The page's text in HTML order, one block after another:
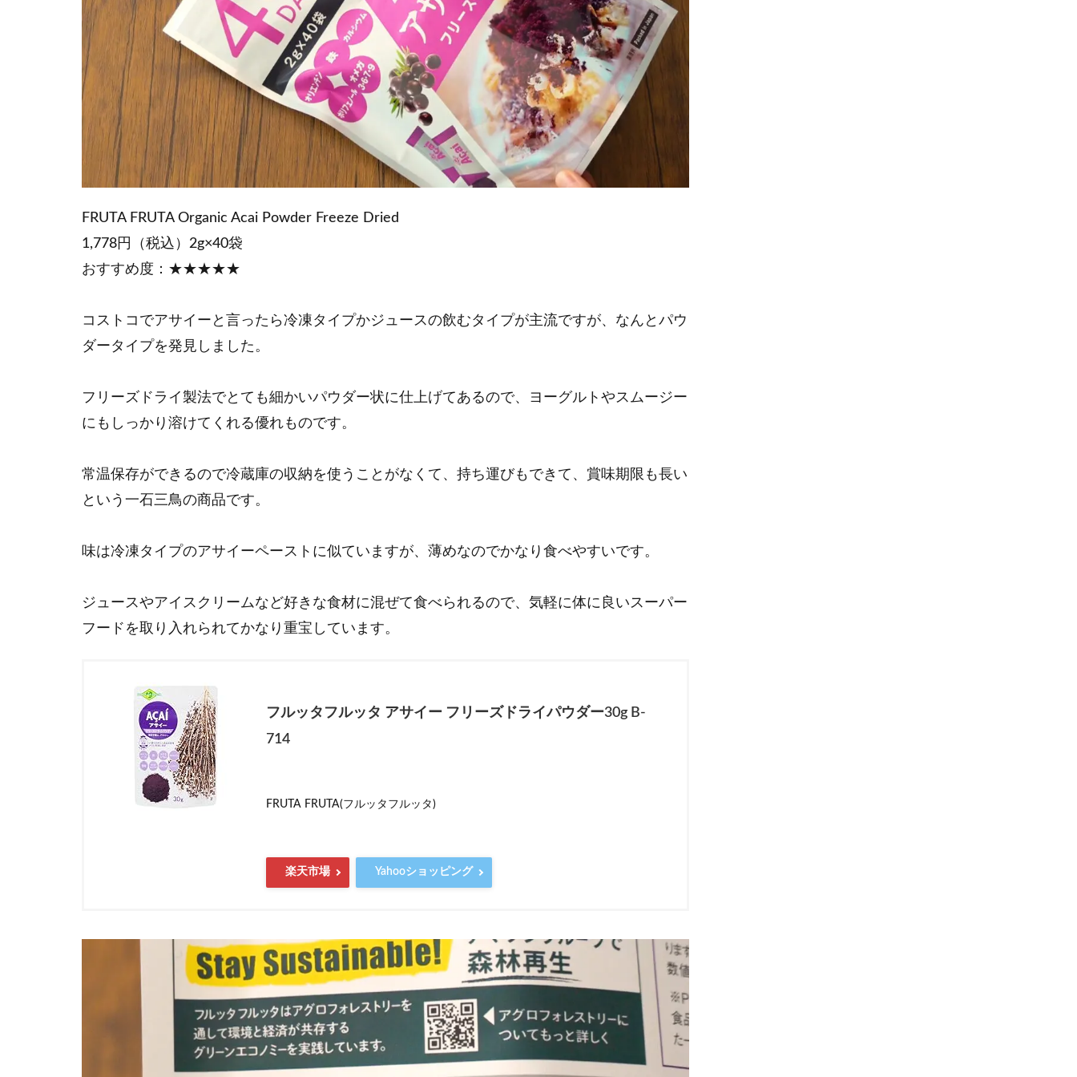
FRUTA FRUTA Organic Acai Powder Freeze Dried
1,778円（税込）2g×40袋
おすすめ度：★★★★★
コストコでアサイーと言ったら冷凍タイプかジュースの飲むタイプが主流ですが、なんとパウ
ダータイプを発見しました。
フリーズドライ製法でとても細かいパウダー状に仕上げてあるので、ヨーグルトやスムージー
にもしっかり溶けてくれる優れものです。
常温保存ができるので冷蔵庫の収納を使うことがなくて、持ち運びもできて、賞味期限も長い
という一石三鳥の商品です。
味は冷凍タイプのアサイーペーストに似ていますが、薄めなのでかなり食べやすいです。
ジュースやアイスクリームなど好きな食材に混ぜて食べられるので、気軽に体に良いスーパー
フードを取り入れられてかなり重宝しています。
フルッタフルッタ アサイー フリーズドライパウダー30g B-
714
FRUTA FRUTA(フルッタフルッタ)
楽天市場 Yahooショッピング